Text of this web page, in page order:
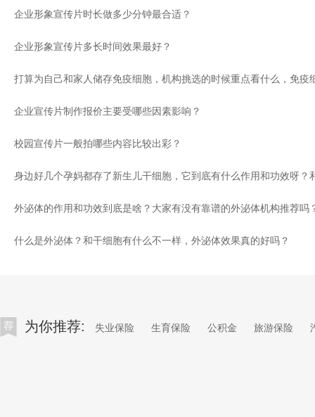
企业形象宣传片时长做多少分钟最合适？
企业形象宣传片多长时间效果最好？
企业宣传片制作报价主要受哪些因素影响？
校园宣传片一般拍哪些内容比较出彩？
外泌体的作用和功效到底是啥？大家有没有靠谱的外泌体机构推荐吗
什么是外泌体？和干细胞有什么不一样，外泌体效果真的好吗？
为你推荐: 失业保险 生育保险 公积金 旅游保险